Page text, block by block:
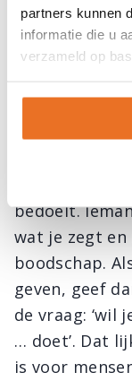
partners kunnen
informatie die u
verzameld op
nuttig dat
de
autisme
Met vooral
belangrijkste
bedoelt.
wat je zegt
boodschap.
geven, geef
de vraag: ‘wil
… doet’. Dat
is voor